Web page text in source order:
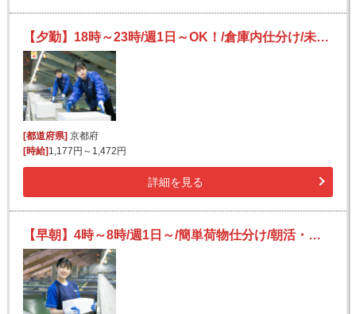
【夕勤】18時～23時/週1日～OK！/倉庫内仕分け/未経験OK/日払いOK（規定有）
[都道府県] 京都府
[時給] 1,177円～1,472円
詳細を見る
【早朝】4時～8時/週1日～/簡単荷物仕分け/朝活・短時間/日払い可(規定有)/副業歓迎